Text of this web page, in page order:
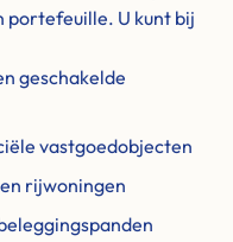
portefeuille. U kunt bij
geschakelde
vastgoedobjecten
rijwoningen